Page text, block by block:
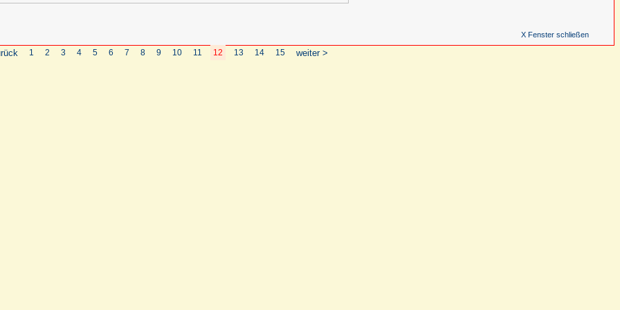
X Fenster schließen
1 2 3 4 5 6 7 8 9 10 11 12 13 14 15 weiter >